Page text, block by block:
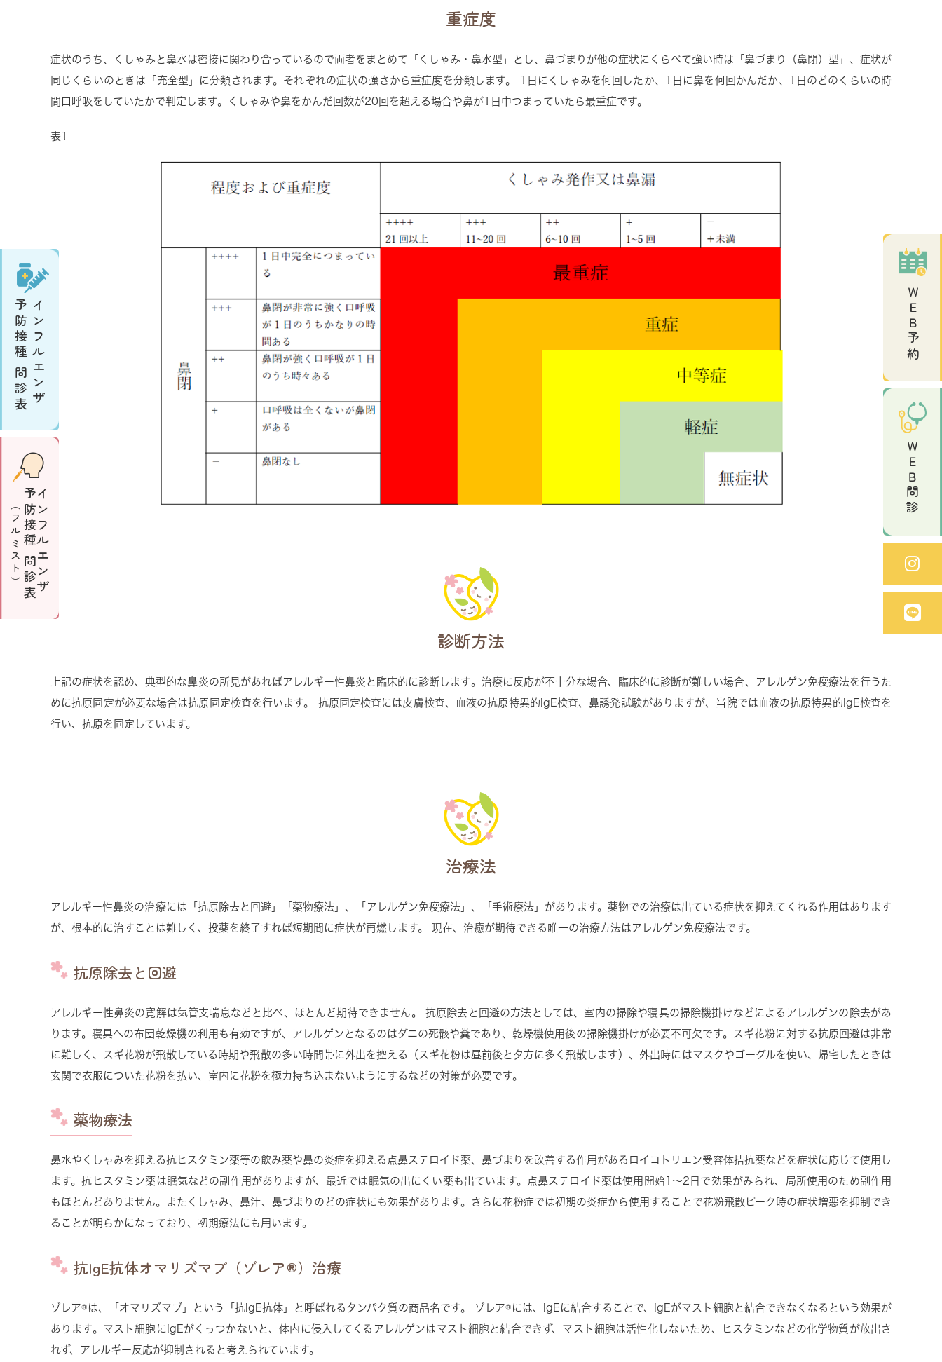
ＷＥＢ予約
ＷＥＢ問診
インフルエンザ
予防接種 問診表
インフルエンザ
予防接種 問診表
（フルミスト）
重症度
症状のうち、くしゃみと鼻水は密接に関わり合っているので両者をまとめて「くしゃみ・鼻水型」とし、鼻づまりが他の症状にくらべて強い時は「鼻づまり（鼻閉）型」、症状が
同じくらいのときは「充全型」に分類されます。それぞれの症状の強さから重症度を分類します。 1日にくしゃみを何回したか、1日に鼻を何回かんだか、1日のどのくらいの時
間口呼吸をしていたかで判定します。くしゃみや鼻をかんだ回数が20回を超える場合や鼻が1日中つまっていたら最重症です。
表1
診断方法
上記の症状を認め、典型的な鼻炎の所見があればアレルギー性鼻炎と臨床的に診断します。治療に反応が不十分な場合、臨床的に診断が難しい場合、アレルゲン免疫療法を行うた
めに抗原同定が必要な場合は抗原同定検査を行います。 抗原同定検査には皮膚検査、血液の抗原特異的IgE検査、鼻誘発試験がありますが、当院では血液の抗原特異的IgE検査を
行い、抗原を同定しています。
治療法
アレルギー性鼻炎の治療には「抗原除去と回避」「薬物療法」、「アレルゲン免疫療法」、「手術療法」があります。薬物での治療は出ている症状を抑えてくれる作用はあります
が、根本的に治すことは難しく、投薬を終了すれば短期間に症状が再燃します。 現在、治癒が期待できる唯一の治療方法はアレルゲン免疫療法です。
抗原除去と回避
アレルギー性鼻炎の寛解は気管支喘息などと比べ、ほとんど期待できません。 抗原除去と回避の方法としては、室内の掃除や寝具の掃除機掛けなどによるアレルゲンの除去があ
ります。寝具への布団乾燥機の利用も有効ですが、アレルゲンとなるのはダニの死骸や糞であり、乾燥機使用後の掃除機掛けが必要不可欠です。スギ花粉に対する抗原回避は非常
に難しく、スギ花粉が飛散している時期や飛散の多い時間帯に外出を控える（スギ花粉は昼前後と夕方に多く飛散します）、外出時にはマスクやゴーグルを使い、帰宅したときは
玄関で衣服についた花粉を払い、室内に花粉を極力持ち込まないようにするなどの対策が必要です。
薬物療法
鼻水やくしゃみを抑える抗ヒスタミン薬等の飲み薬や鼻の炎症を抑える点鼻ステロイド薬、鼻づまりを改善する作用があるロイコトリエン受容体拮抗薬などを症状に応じて使用し
ます。抗ヒスタミン薬は眠気などの副作用がありますが、最近では眠気の出にくい薬も出ています。点鼻ステロイド薬は使用開始1～2日で効果がみられ、局所使用のため副作用
もほとんどありません。またくしゃみ、鼻汁、鼻づまりのどの症状にも効果があります。さらに花粉症では初期の炎症から使用することで花粉飛散ピーク時の症状増悪を抑制でき
ることが明らかになっており、初期療法にも用います。
抗IgE抗体オマリズマブ（ゾレア®）治療
ゾレア®は、「オマリズマブ」という「抗IgE抗体」と呼ばれるタンパク質の商品名です。 ゾレア®には、IgEに結合することで、IgEがマスト細胞と結合できなくなるという効果が
あります。マスト細胞にIgEがくっつかないと、体内に侵入してくるアレルゲンはマスト細胞と結合できず、マスト細胞は活性化しないため、ヒスタミンなどの化学物質が放出さ
れず、アレルギー反応が抑制されると考えられています。